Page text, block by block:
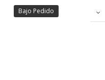
Bajo Pedido